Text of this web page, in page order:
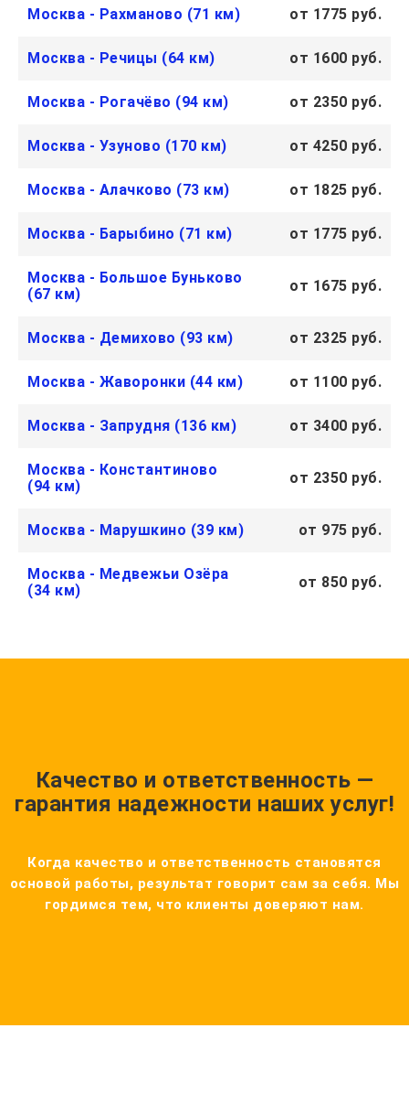
Москва - Рахманово (71 км) от 1775 руб.
Москва - Речицы (64 км) от 1600 руб.
Москва - Рогачёво (94 км) от 2350 руб.
Москва - Узуново (170 км) от 4250 руб.
Москва - Алачково (73 км) от 1825 руб.
Москва - Барыбино (71 км) от 1775 руб.
Москва - Большое Буньково
(67 км)
от 1675 руб.
Москва - Демихово (93 км) от 2325 руб.
Москва - Жаворонки (44 км) от 1100 руб.
Москва - Запрудня (136 км) от 3400 руб.
Москва - Константиново
(94 км)
от 2350 руб.
Москва - Марушкино (39 км) от 975 руб.
Москва - Медвежьи Озёра
(34 км)
от 850 руб.
Качество и ответственность —
гарантия надежности наших услуг!
Когда качество и ответственность становятся
основой работы, результат говорит сам за себя. Мы
гордимся тем, что клиенты доверяют нам.